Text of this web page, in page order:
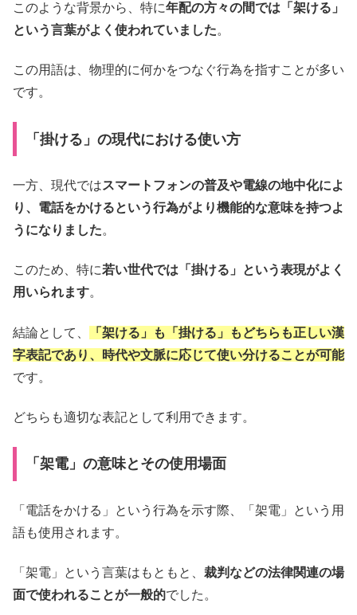
このような背景から、特に年配の方々の間では「架ける」
という言葉がよく使われていました。
この用語は、物理的に何かをつなぐ行為を指すことが多い
です。
「掛ける」の現代における使い方
一方、現代ではスマートフォンの普及や電線の地中化によ
り、電話をかけるという行為がより機能的な意味を持つよ
うになりました。
このため、特に若い世代では「掛ける」という表現がよく
用いられます。
結論として、
「架ける」も「掛ける」もどちらも正しい漢
字表記であり、時代や文脈に応じて使い分けることが可能
です。
どちらも適切な表記として利用できます。
「架電」の意味とその使用場面
「電話をかける」という行為を示す際、「架電」という用
語も使用されます。
「架電」という言葉はもともと、 裁判などの法律関連の場
面で使われることが一般的でした。